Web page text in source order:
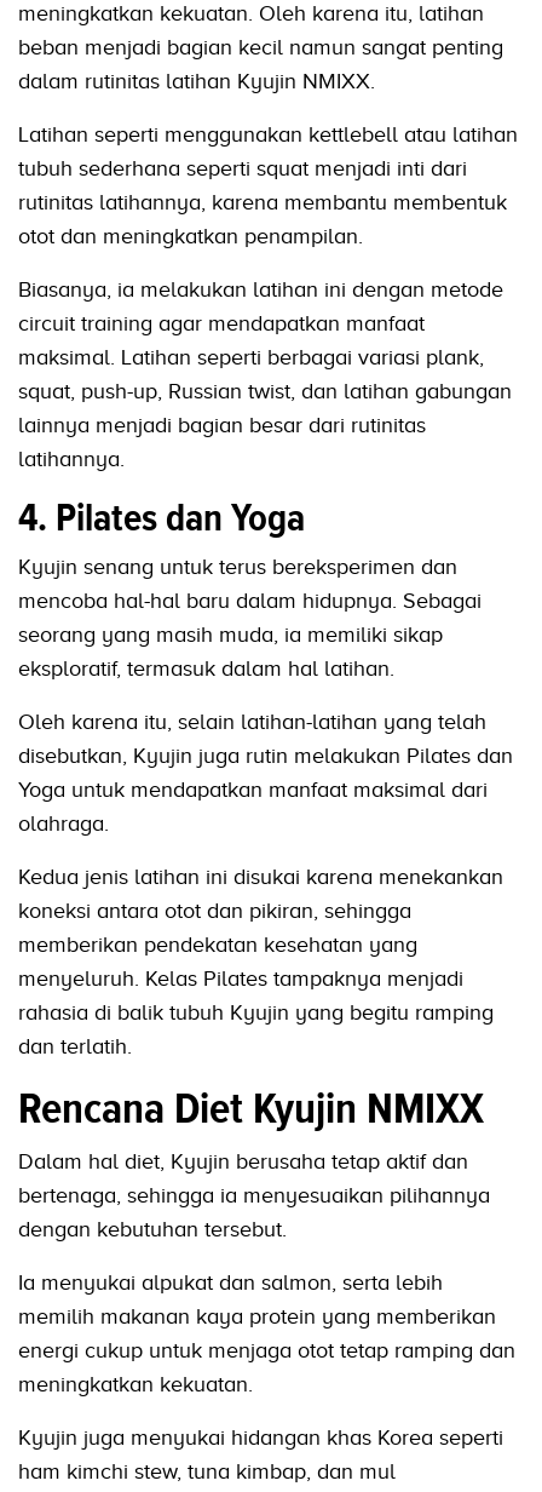
meningkatkan kekuatan. Oleh karena itu, latihan
beban menjadi bagian kecil namun sangat penting
dalam rutinitas latihan Kyujin NMIXX.
Latihan seperti menggunakan kettlebell atau latihan
tubuh sederhana seperti squat menjadi inti dari
rutinitas latihannya, karena membantu membentuk
otot dan meningkatkan penampilan.
Biasanya, ia melakukan latihan ini dengan metode
circuit training agar mendapatkan manfaat
maksimal. Latihan seperti berbagai variasi plank,
squat, push-up, Russian twist, dan latihan gabungan
lainnya menjadi bagian besar dari rutinitas
latihannya.
4. Pilates dan Yoga
Kyujin senang untuk terus bereksperimen dan
mencoba hal-hal baru dalam hidupnya. Sebagai
seorang yang masih muda, ia memiliki sikap
eksploratif, termasuk dalam hal latihan.
Oleh karena itu, selain latihan-latihan yang telah
disebutkan, Kyujin juga rutin melakukan Pilates dan
Yoga untuk mendapatkan manfaat maksimal dari
olahraga.
Kedua jenis latihan ini disukai karena menekankan
koneksi antara otot dan pikiran, sehingga
memberikan pendekatan kesehatan yang
menyeluruh. Kelas Pilates tampaknya menjadi
rahasia di balik tubuh Kyujin yang begitu ramping
dan terlatih.
Rencana Diet Kyujin NMIXX
Dalam hal diet, Kyujin berusaha tetap aktif dan
bertenaga, sehingga ia menyesuaikan pilihannya
dengan kebutuhan tersebut.
Ia menyukai alpukat dan salmon, serta lebih
memilih makanan kaya protein yang memberikan
energi cukup untuk menjaga otot tetap ramping dan
meningkatkan kekuatan.
Kyujin juga menyukai hidangan khas Korea seperti
ham kimchi stew, tuna kimbap, dan mul